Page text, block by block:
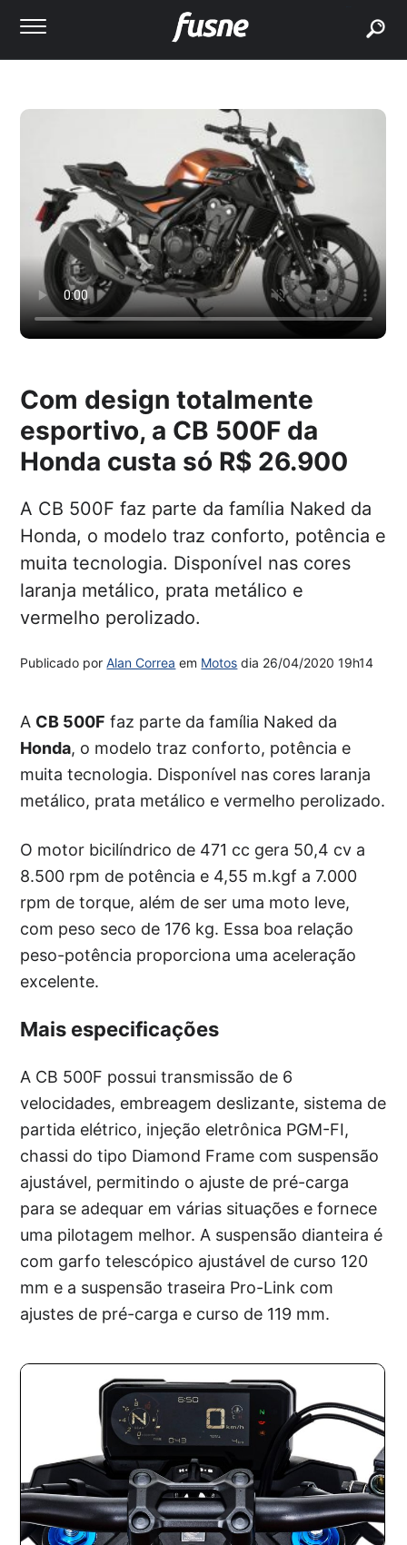
Com design totalmente
esportivo, a CB 500F da
Honda custa só R$ 26.900
A CB 500F faz parte da família Naked da
Honda, o modelo traz conforto, potência e
muita tecnologia. Disponível nas cores
laranja metálico, prata metálico e
vermelho perolizado.
Publicado porAlan Correa em Motos dia 26/04/2020 19h14
A CB 500F faz parte da família Naked da
Honda, o modelo traz conforto, potência e
muita tecnologia. Disponível nas cores laranja
metálico, prata metálico e vermelho perolizado.
O motor bicilíndrico de 471 cc gera 50,4 cv a
8.500 rpm de potência e 4,55 m.kgf a 7.000
rpm de torque, além de ser uma moto leve,
com peso seco de 176 kg. Essa boa relação
peso-potência proporciona uma aceleração
excelente.
Mais especificações
A CB 500F possui transmissão de 6
velocidades, embreagem deslizante, sistema de
partida elétrico, injeção eletrônica PGM-FI,
chassi do tipo Diamond Frame com suspensão
ajustável, permitindo o ajuste de pré-carga
para se adequar em várias situações e fornece
uma pilotagem melhor. A suspensão dianteira é
com garfo telescópico ajustável de curso 120
mm e a suspensão traseira Pro-Link com
ajustes de pré-carga e curso de 119 mm.